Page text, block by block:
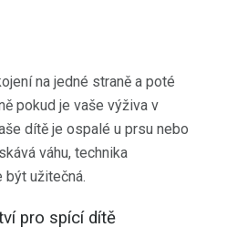
na jedné straně a poté
pokud je vaše výživa v
dítě je ospalé u prsu nebo
váhu, technika
užitečná.
pro spící dítě